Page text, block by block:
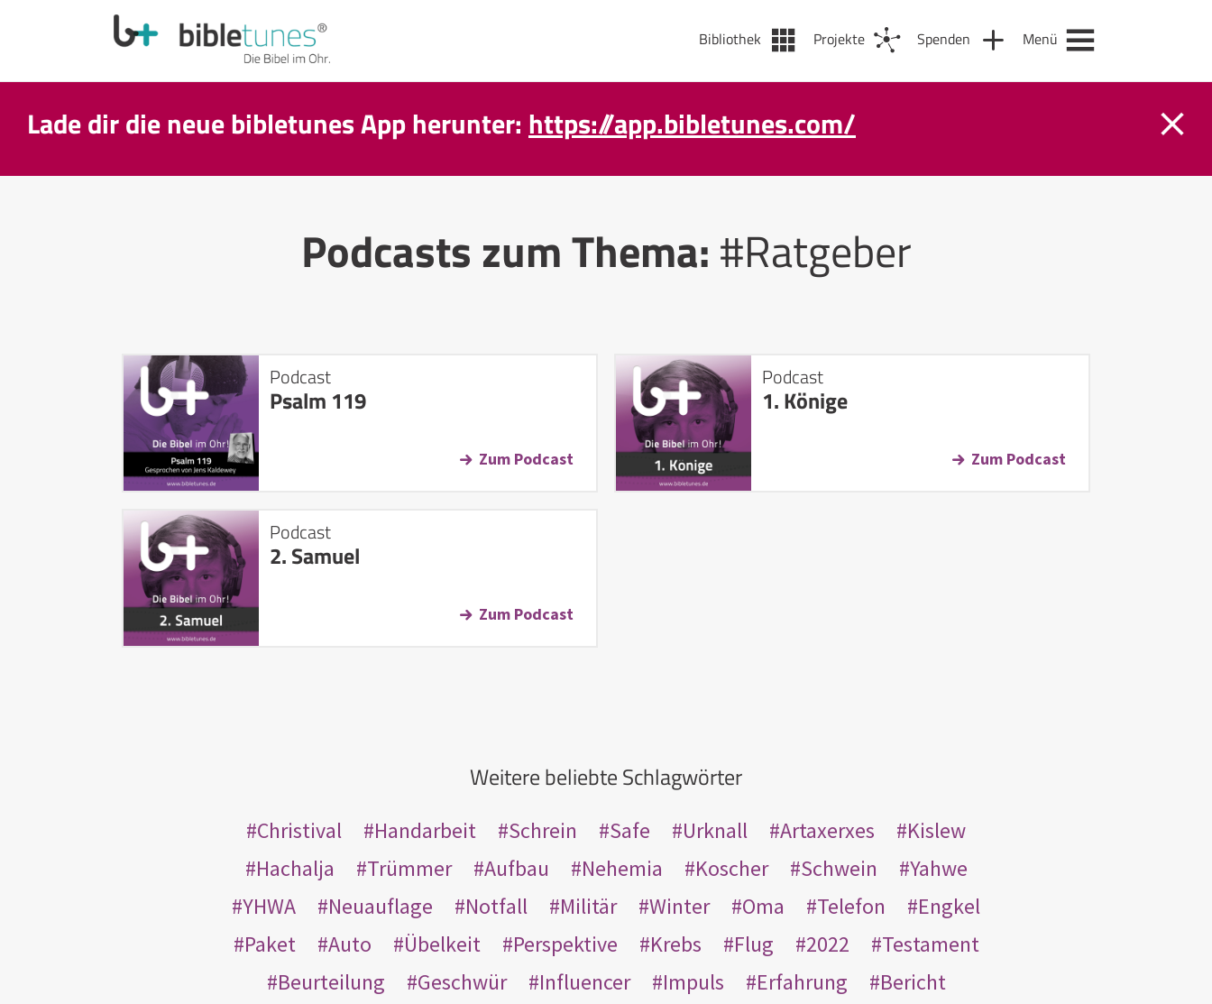
Bibliothek Projekte Spenden Menü
Lade dir die neue bibletunes App herunter: https://app.bibletunes.com/
Podcasts zum Thema:#Ratgeber
Podcast
Psalm 119
Zum Podcast
Podcast
1. Könige
Zum Podcast
Podcast
2. Samuel
Zum Podcast
Weitere beliebte Schlagwörter
Christival Handarbeit Schrein Safe Urknall Artaxerxes
Kislew
Hachalja
Trümmer Aufbau Nehemia Koscher Schwein
Yahwe
YHWA
Neuauflage Notfall Militär Winter Oma Telefon
Engkel
Paket
Auto Übelkeit Perspektive Krebs Flug 2022
Testament
Beurteilung
Geschwür Influencer Impuls Erfahrung
Bericht